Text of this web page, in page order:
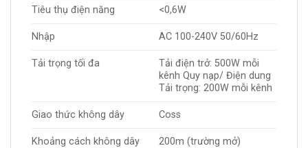
Tiêu thụ điện năng <0,6W
Nhập AC 100-240V 50/60Hz
Tải trọng tối đa
Tải điện trở: 500W mỗi
kênh Quy nạp/ Điện dung
Tải trọng: 200W mỗi kênh
Giao thức không dây Coss
Khoảng cách không dây 200m (trường mở)